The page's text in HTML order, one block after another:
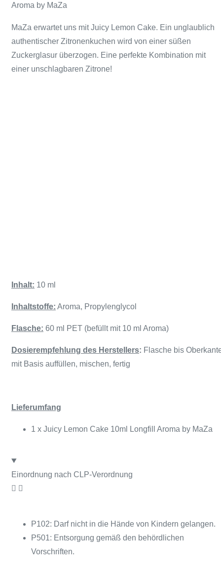
Aroma by MaZa
MaZa erwartet uns mit Juicy Lemon Cake. Ein unglaublich
authentischer Zitronenkuchen wird von einer süßen
Zuckerglasur überzogen. Eine perfekte Kombination mit
einer unschlagbaren Zitrone!
Inhalt: 10 ml
Inhaltstoffe: Aroma, Propylenglycol
Flasche: 60 ml PET (befüllt mit 10 ml Aroma)
Dosierempfehlung des Herstellers: Flasche bis
mit Basis auffüllen, mischen, fertig
Lieferumfang
1 x Juicy Lemon Cake 10ml Longfill Aroma by MaZa
Einordnung nach CLP-Verordnung
P102: Darf nicht in die Hände von Kindern gelangen.
P501: Entsorgung gemäß den behördlichen
Vorschriften.